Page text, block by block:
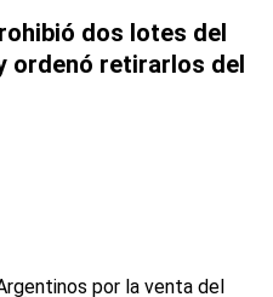
dos lotes del
ordenó retirarlos del